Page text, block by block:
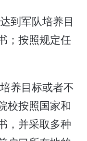
到军队培养目
；按照规定任
养目标或者不
校按照国家和
，并采取多种